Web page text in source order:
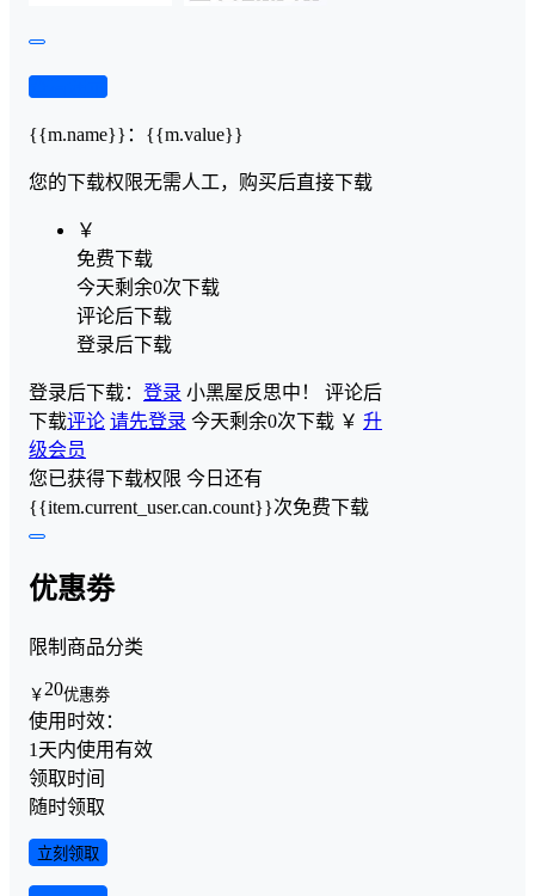
{{m.name}} ： {{m.value}}
您的下载权限无需人工，购买后直接下载
￥
免费下载
今天剩余0次下载
评论后下载
登录后下载
登录后下载： 登录 小黑屋反思中！ 评论后
下载评论 请先登录 今天剩余0次下载 ￥ 升
级会员
您已获得下载权限 今日还有
{{item.current_user.can.count}}次免费下载
优惠劵
限制商品分类
￥ 20优惠劵
使用时效：
1天内使用有效
领取时间
随时领取
立刻领取